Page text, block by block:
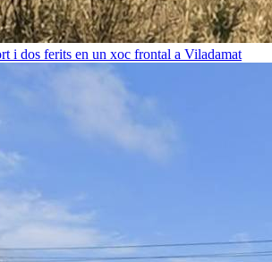
i dos ferits en un xoc frontal a Viladamat